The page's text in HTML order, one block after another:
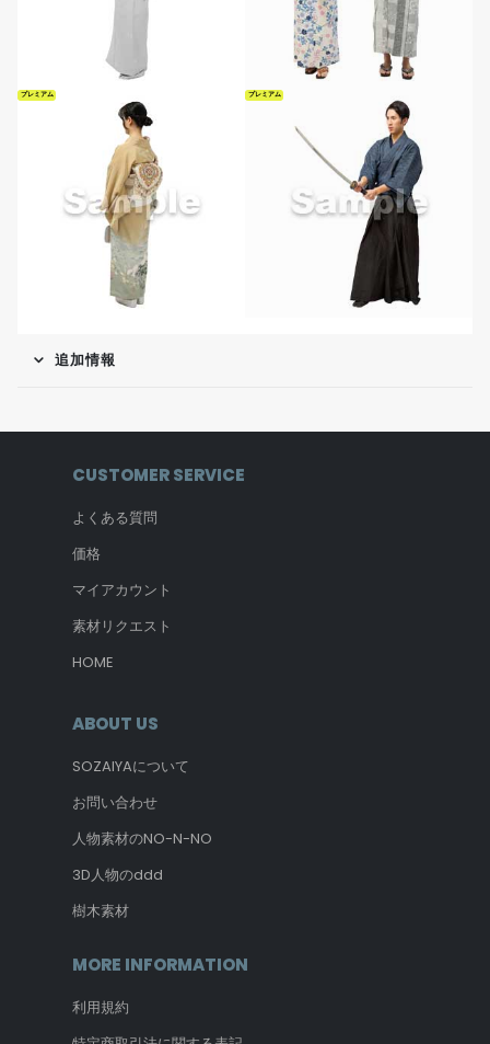
プレミアム プレミアム
追加情報
CUSTOMER SERVICE
よくある質問
価格
マイアカウント
素材リクエスト
HOME
ABOUT US
SOZAIYAについて
お問い合わせ
人物素材のNO-N-NO
3D人物のddd
樹木素材
MORE INFORMATION
利用規約